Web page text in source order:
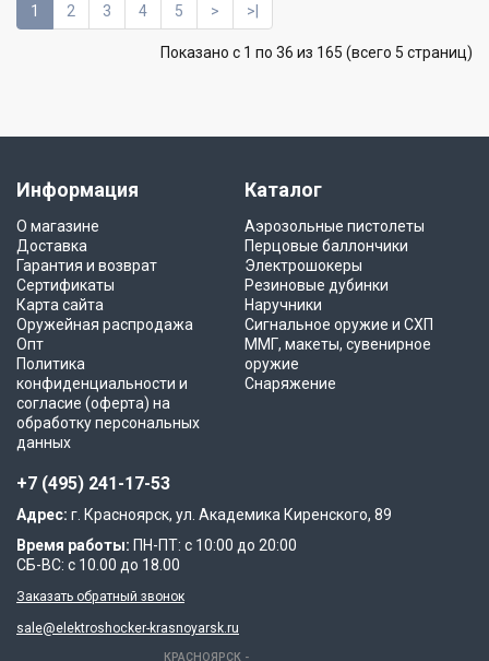
1 2 3 4 5 > >|
Показано с 1 по 36 из 165 (всего 5 страниц)
КРАСНОЯРСК -
Информация
О магазине
Доставка
Гарантия и возврат
Сертификаты
Карта сайта
Оружейная распродажа
Опт
Политика
конфиденциальности и
согласие (оферта) на
обработку персональных
данных
Каталог
Аэрозольные пистолеты
Перцовые баллончики
Электрошокеры
Резиновые дубинки
Наручники
Сигнальное оружие и СХП
ММГ, макеты, сувенирное
оружие
Снаряжение
+7 (495) 241-17-53
Адрес: г. Красноярск, ул. Академика Киренского, 89
Время работы: ПН-ПТ: с 10:00 до 20:00
СБ-ВС: с 10.00 до 18.00
Заказать обратный звонок
sale@elektroshocker-krasnoyarsk.ru